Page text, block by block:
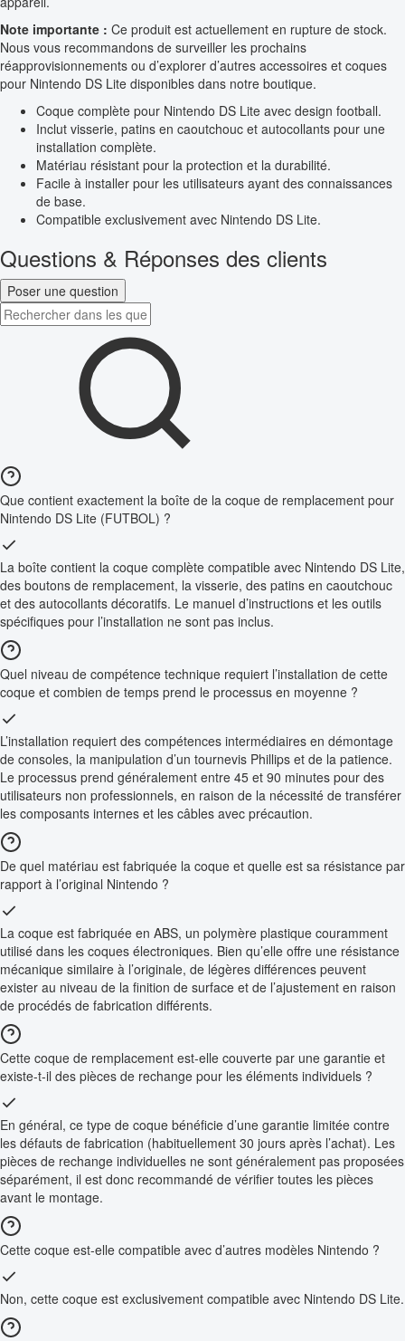
Note importante : Ce produit est actuellement en rupture de stock.
Nous vous recommandons de surveiller les prochains
réapprovisionnements ou d’explorer d’autres accessoires et coques
pour Nintendo DS Lite disponibles dans notre boutique.
Coque complète pour Nintendo DS Lite avec design football.
Inclut visserie, patins en caoutchouc et autocollants pour une
installation complète.
Matériau résistant pour la protection et la durabilité.
Facile à installer pour les utilisateurs ayant des connaissances
de base.
Compatible exclusivement avec Nintendo DS Lite.
Questions & Réponses des clients
Poser une question
Que contient exactement la boîte de la coque de remplacement pour
Nintendo DS Lite (FUTBOL) ?
La boîte contient la coque complète compatible avec Nintendo DS Lite,
des boutons de remplacement, la visserie, des patins en caoutchouc
et des autocollants décoratifs. Le manuel d’instructions et les outils
spécifiques pour l’installation ne sont pas inclus.
Quel niveau de compétence technique requiert l’installation de cette
coque et combien de temps prend le processus en moyenne ?
L’installation requiert des compétences intermédiaires en démontage
de consoles, la manipulation d’un tournevis Phillips et de la patience.
Le processus prend généralement entre 45 et 90 minutes pour des
utilisateurs non professionnels, en raison de la nécessité de transférer
les composants internes et les câbles avec précaution.
De quel matériau est fabriquée la coque et quelle est sa résistance par
rapport à l’original Nintendo ?
La coque est fabriquée en ABS, un polymère plastique couramment
utilisé dans les coques électroniques. Bien qu’elle offre une résistance
mécanique similaire à l’originale, de légères différences peuvent
exister au niveau de la finition de surface et de l’ajustement en raison
de procédés de fabrication différents.
Cette coque de remplacement est-elle couverte par une garantie et
existe-t-il des pièces de rechange pour les éléments individuels ?
En général, ce type de coque bénéficie d’une garantie limitée contre
les défauts de fabrication (habituellement 30 jours après l’achat). Les
pièces de rechange individuelles ne sont généralement pas proposées
séparément, il est donc recommandé de vérifier toutes les pièces
avant le montage.
Cette coque est-elle compatible avec d’autres modèles Nintendo ?
Non, cette coque est exclusivement compatible avec Nintendo DS Lite.